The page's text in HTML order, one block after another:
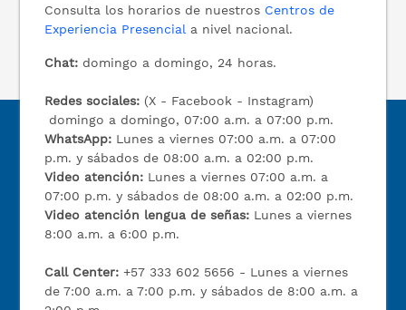
Consulta los horarios de nuestros Centros de
Experiencia Presencial a nivel nacional.
Chat: domingo a domingo, 24 horas.
Redes sociales: (X - Facebook - Instagram)
domingo a domingo, 07:00 a.m. a 07:00 p.m.
WhatsApp: Lunes a viernes 07:00 a.m. a 07:00
p.m. y sábados de 08:00 a.m. a 02:00 p.m.
Video atención: Lunes a viernes 07:00 a.m. a
07:00 p.m. y sábados de 08:00 a.m. a 02:00 p.m.
Video atención lengua de señas: Lunes a viernes
8:00 a.m. a 6:00 p.m.
Call Center:+57 333 602 5656 - Lunes a viernes
de 7:00 a.m. a 7:00 p.m. y sábados de 8:00 a.m. a